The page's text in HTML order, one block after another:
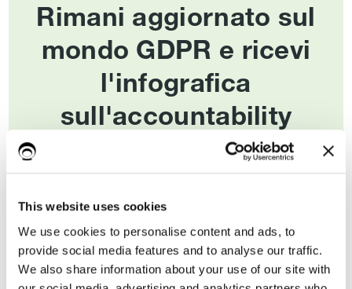
This website uses cookies
We use cookies to personalise content and ads, to
provide social media features and to analyse our traffic.
We also share information about your use of our site with
Rimani aggiornato sul
mondo GDPR e ricevi
l'infografica
sull'accountability
documentale
obbligatori e consigliati
vigore del nuovo regolamento europeo sulla
protezione dei dati personali.